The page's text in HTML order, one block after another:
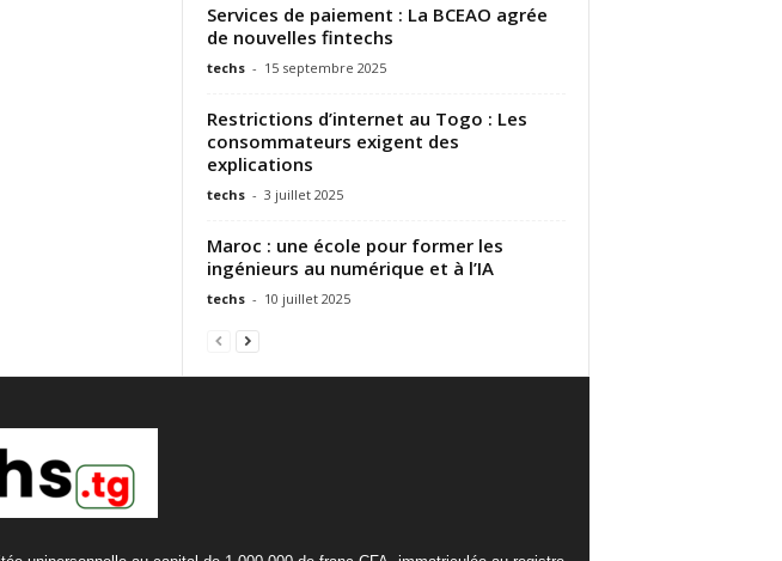
Services de paiement : La BCEAO agrée
de nouvelles fintechs
techs - 15 septembre 2025
Restrictions d’internet au Togo : Les
consommateurs exigent des
explications
techs - 3 juillet 2025
Maroc : une école pour former les
ingénieurs au numérique et à l’IA
techs - 10 juillet 2025